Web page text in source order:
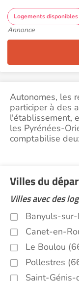
Logements disponibles
Annonce
Autonomes, les
participer à des
l'établissement,
les Pyrénées-
comptabilise
Villes du
Villes avec des
Banyuls-
Canet-en-
Le Boulou
Pollestres
Saint-